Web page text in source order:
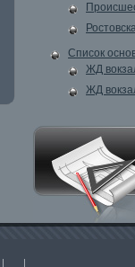
Список
ЖД
ЖД
|